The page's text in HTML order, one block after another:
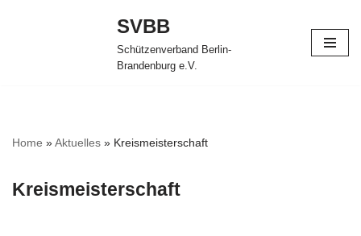
SVBB
Schützenverband Berlin-
Brandenburg e.V.
Home »Aktuelles » Kreismeisterschaft
Kreismeisterschaft